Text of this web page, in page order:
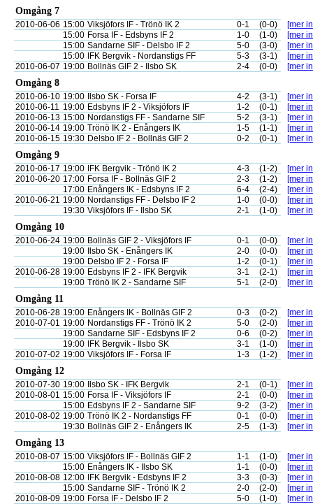
Omgång 7
2010-06-06 15:00 Viksjöfors IF - Trönö IK 2 0-1 (0-0)
[mer
15:00 Forsa IF - Edsbyns IF 2 1-0 (1-0)
[mer
15:00 Sandarne SIF - Delsbo IF 2 5-0 (3-0)
[mer
15:00
IFK Bergvik - Nordanstigs FF 5-3 (3-1)
[mer
2010-06-07 19:00 Bollnäs GIF 2 - Ilsbo SK 2-4 (0-0) [mer
Omgång 8
2010-06-10 19:00 Ilsbo SK - Forsa IF 4-2 (3-1)
[mer
2010-06-11 19:00 Edsbyns IF 2 - Viksjöfors IF 1-2 (0-1)
[mer
2010-06-13 15:00 Nordanstigs FF - Sandarne SIF 5-2 (3-1)
[mer
2010-06-14 19:00 Trönö IK 2 - Enångers IK 1-5 (1-1)
[mer
2010-06-15 19:30 Delsbo IF 2 - Bollnäs GIF 2 0-2 (0-1) [mer
Omgång 9
2010-06-17 19:00 IFK Bergvik - Trönö IK 2 4-3 (1-2)
[mer
2010-06-20 17:00 Forsa IF - Bollnäs GIF 2 2-3 (1-2)
[mer
17:00 Enångers IK - Edsbyns IF 2 6-4 (2-4)
[mer
2010-06-21 19:00 Nordanstigs FF - Delsbo IF 2 1-0 (0-0)
[mer
19:30 Viksjöfors IF - Ilsbo SK 2-1 (1-0) [mer
Omgång 10
2010-06-24 19:00 Bollnäs GIF 2 - Viksjöfors IF 0-1 (0-0)
[mer
19:00
Ilsbo SK - Enångers IK 2-0 (0-0)
[mer
19:00 Delsbo IF 2 - Forsa IF 1-2 (0-1)
[mer
2010-06-28 19:00 Edsbyns IF 2 - IFK Bergvik 3-1 (2-1)
[mer
19:00 Trönö IK 2 - Sandarne SIF 5-1 (2-0) [mer
Omgång 11
2010-06-28 19:00 Enångers IK - Bollnäs GIF 2 0-3 (0-2)
[mer
2010-07-01 19:00 Nordanstigs FF - Trönö IK 2 5-0 (2-0)
[mer
19:00 Sandarne SIF - Edsbyns IF 2 0-6 (0-2)
[mer
19:00
IFK Bergvik - Ilsbo SK 3-1 (1-0)
[mer
2010-07-02 19:00 Viksjöfors IF - Forsa IF 1-3 (1-2) [mer
Omgång 12
2010-07-30 19:00 Ilsbo SK - IFK Bergvik 2-1 (0-1)
[mer
2010-08-01 15:00 Forsa IF - Viksjöfors IF 2-1 (0-0)
[mer
15:00 Edsbyns IF 2 - Sandarne SIF 9-2 (3-2)
[mer
2010-08-02 19:00 Trönö IK 2 - Nordanstigs FF 0-1 (0-0)
[mer
19:30 Bollnäs GIF 2 - Enångers IK 2-5 (1-3) [mer
Omgång 13
2010-08-07 15:00 Viksjöfors IF - Bollnäs GIF 2 1-1 (1-0)
[mer
15:00 Enångers IK - Ilsbo SK 1-1 (0-0)
[mer
2010-08-08 12:00 IFK Bergvik - Edsbyns IF 2 3-3 (0-3)
[mer
15:00 Sandarne SIF - Trönö IK 2 2-0 (2-0)
[mer
2010-08-09 19:00 Forsa IF - Delsbo IF 2 5-0 (1-0) [mer